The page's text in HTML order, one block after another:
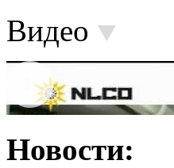
Видео
Новости: